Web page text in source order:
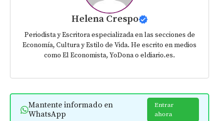
Helena Crespo
Periodista y Escritora especializada en las secciones de
Economía, Cultura y Estilo de Vida. He escrito en medios
como El Economista, YoDona o eldiario.es.
Mantente informado en
WhatsApp
Entrar
ahora